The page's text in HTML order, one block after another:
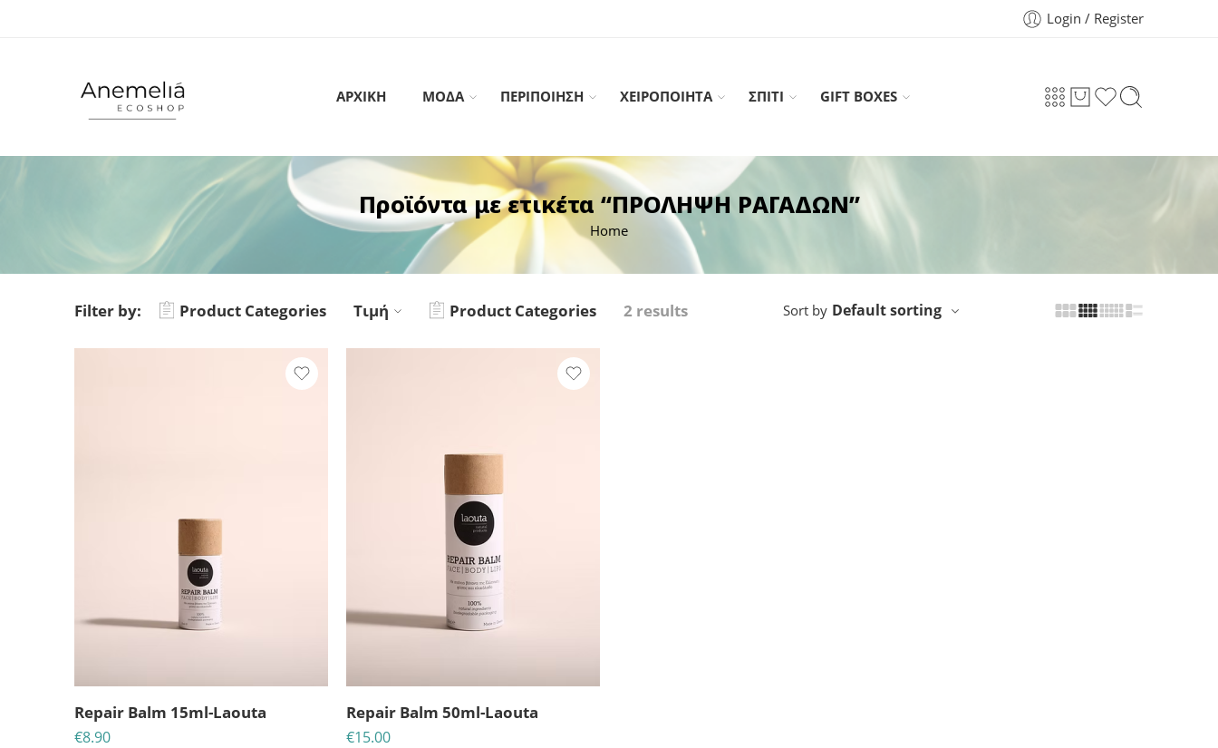
Login / Register
ΑΡΧΙΚΗ ΜΟΔΑ ΠΕΡΙΠΟΙΗΣΗ ΧΕΙΡΟΠΟΙΗΤΑ ΣΠΙΤΙ GIFT BOXES
Προϊόντα με ετικέτα “ΠΡΟΛΗΨΗ ΡΑΓΑΔΩΝ”
Home
Filter by: Product Categories Τιμή Product Categories 2 results Sort by Default sorting
Repair Balm 15ml-Laouta
€8.90
Repair Balm 50ml-Laouta
€15.00